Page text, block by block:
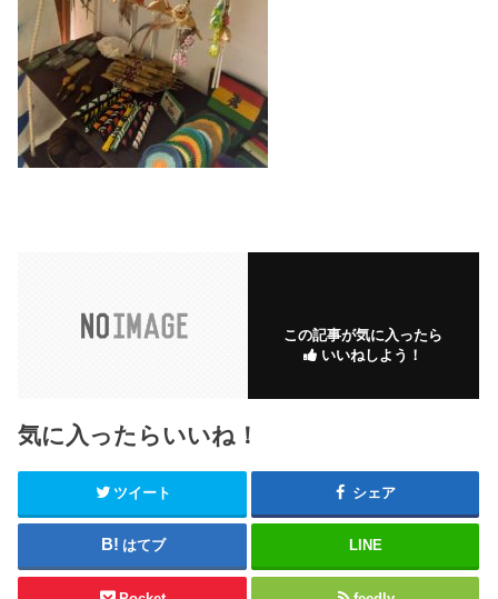
この記事が気に入ったら
いいねしよう！
気に入ったらいいね！
ツイート シェア
はてブ LINE